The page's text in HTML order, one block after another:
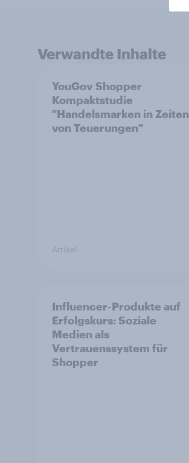
Verwandte Inhalte
YouGov Shopper
Kompaktstudie
"Handelsmarken in Zeiten
von Teuerungen"
Artikel
Influencer-Produkte auf
Erfolgskurs: Soziale
Medien als
Vertrauenssystem für
Shopper